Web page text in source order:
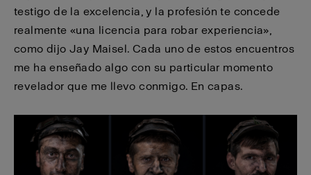
testigo de la excelencia, y la profesión te concede
realmente «una licencia para robar experiencia»,
como dijo Jay Maisel. Cada uno de estos encuentros
me ha enseñado algo con su particular momento
revelador que me llevo conmigo. En capas.